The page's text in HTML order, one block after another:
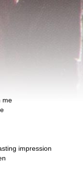
me
impression